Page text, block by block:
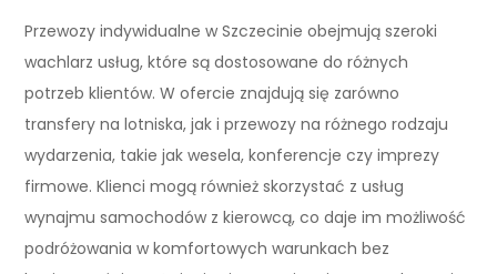
Przewozy indywidualne w Szczecinie obejmują szeroki
wachlarz usług, które są dostosowane do różnych
potrzeb klientów. W ofercie znajdują się zarówno
transfery na lotniska, jak i przewozy na różnego rodzaju
wydarzenia, takie jak wesela, konferencje czy imprezy
firmowe. Klienci mogą również skorzystać z usług
wynajmu samochodów z kierowcą, co daje im możliwość
podróżowania w komfortowych warunkach bez